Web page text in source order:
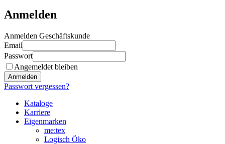
Anmelden
Anmelden Geschäftskunde
Email
Passwort
Angemeldet bleiben
Anmelden
Passwort vergessen?
Kataloge
Karriere
Eigenmarken
me:tex
Logisch Öko